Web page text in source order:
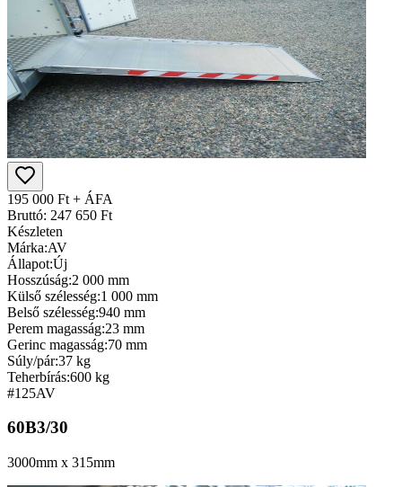
195 000 Ft + ÁFA
Bruttó: 247 650 Ft
Készleten
Márka:AV
Állapot:Új
Hosszúság:2 000 mm
Külső szélesség:1 000 mm
Belső szélesség:940 mm
Perem magasság:23 mm
Gerinc magasság:70 mm
Súly/pár:37 kg
Teherbírás:600 kg
#125AV
60B3/30
3000mm x 315mm